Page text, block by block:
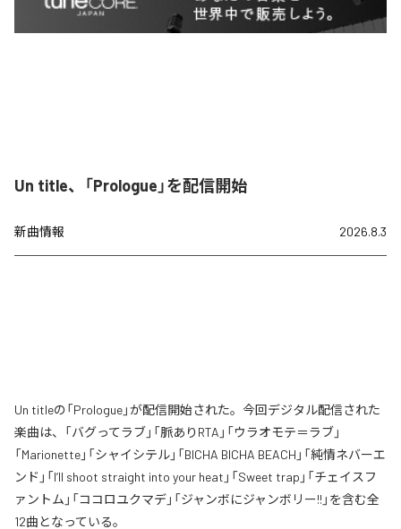
Un title、「Prologue」を配信開始
新曲情報 2026.8.3
Un titleの「Prologue」が配信開始された。今回デジタル配信された
楽曲は、「バグってラブ」「脈ありRTA」「ウラオモテ＝ラブ」
「Marionette」「シャイシテル」「BICHA BICHA BEACH」「純情ネバーエ
ンド」「I’ll shoot straight into your heat」「Sweet trap」「チェイスフ
ァントム」「ココロユクマデ」「ジャンボにジャンボリー!!」を含む全
12曲となっている。